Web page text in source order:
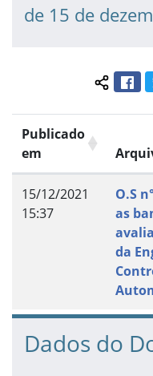
de 15 de
Publicado
em
15/12/2021
15:37
O.S
as
da
Dados do